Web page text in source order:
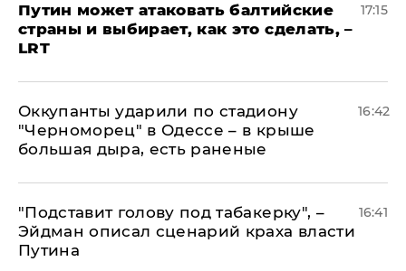
Путин может атаковать балтийские
страны и выбирает, как это сделать, –
LRT
17:15
Оккупанты ударили по стадиону
"Черноморец" в Одессе – в крыше
большая дыра, есть раненые
16:42
​"Подставит голову под табакерку", –
Эйдман описал сценарий краха власти
Путина
16:41